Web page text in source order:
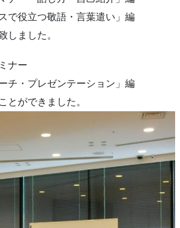
で役立つ敬語・言葉遣い」編
しました。
ナー
チ・プレゼンテーション」編
とができました。